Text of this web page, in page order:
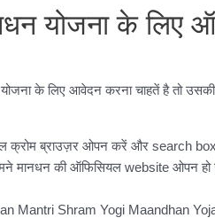
योजना के
के लिए आवेदन करना चाहतें है तो
क्रोम ब्राउज़र ओपन करें और search
मानधन की ऑफिसियल website ओपन हो
Mantri Shram Yogi Maandhan